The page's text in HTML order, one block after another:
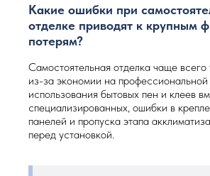
Какие ошибки при
отделке приводят к крупным
потерям?
Самостоятельная отделка чаще всего
из-за экономии на
использования бытовых пен и клеев
специализированных, ошибки в
панелей и пропуска этапа
перед установкой.